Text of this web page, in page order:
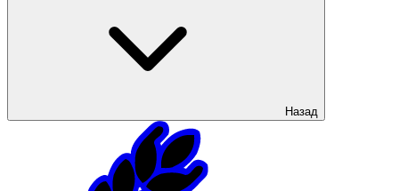
Назад